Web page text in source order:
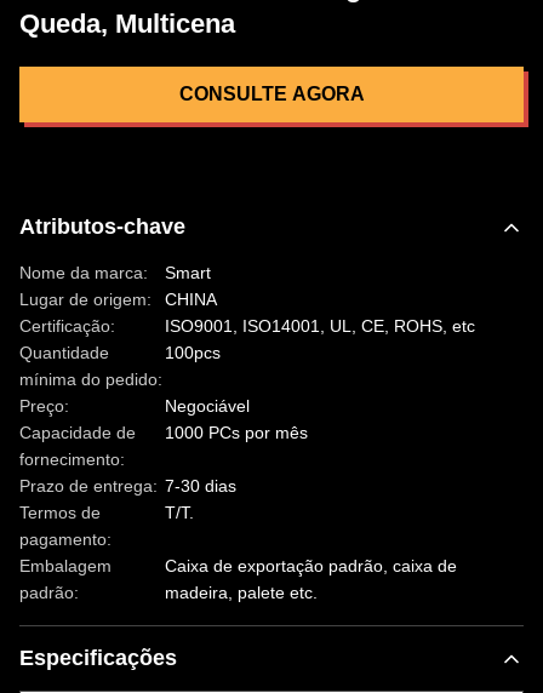
Queda, Multicena
CONSULTE AGORA
Atributos-chave
Nome da marca:
Smart
Lugar de origem:
CHINA
Certificação:
ISO9001, ISO14001, UL, CE, ROHS, etc
Quantidade
mínima do pedido:
100pcs
Preço:
Negociável
Capacidade de
fornecimento:
1000 PCs por mês
Prazo de entrega: 7-30 dias
Termos de
pagamento:
T/T.
Embalagem
padrão:
Caixa de exportação padrão, caixa de
madeira, palete etc.
Especificações